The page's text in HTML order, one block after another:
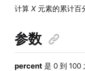
计算 X元素的累计百
参数
percent是 0 到 100